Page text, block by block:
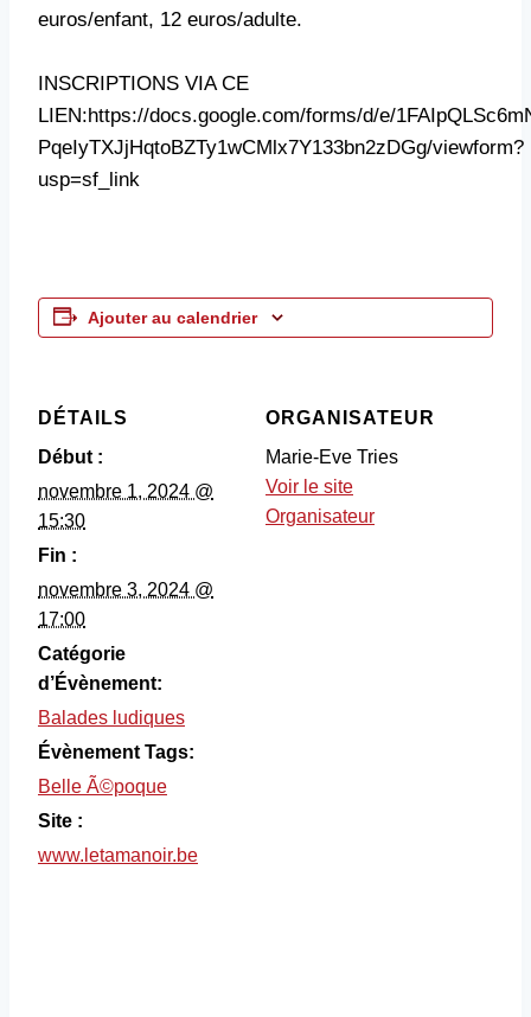
euros/enfant, 12 euros/adulte.
INSCRIPTIONS VIA CE
LIEN:https://docs.google.com/forms/d/e/
PqeIyTXJjHqtoBZTy1wCMlx7Y133bn2zDGg/viewform?
usp=sf_link
Ajouter au calendrier
DÉTAILS
Début :
novembre 1, 2024 @
15:30
Fin :
novembre 3, 2024 @
17:00
Catégorie
d’Évènement:
Balades ludiques
Évènement Tags:
Belle Ã©poque
Site :
www.letamanoir.be
ORGANISATEUR
Marie-Eve Tries
Voir le site
Organisateur